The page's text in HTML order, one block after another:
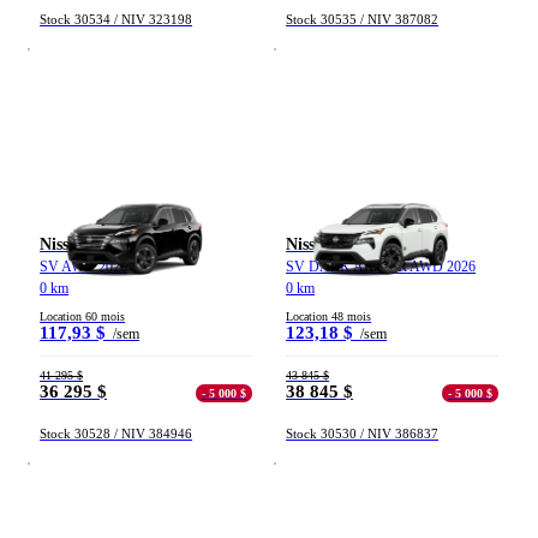
(45) Appliquer
Stock 30534 / NIV 323198 Stock 30535 / NIV 387082
Nissan Rogue
SV AWD 2026
0 km
Location 60 mois
117,93 $ /sem
41 295 $
36 295 $ - 5 000 $
Stock 30528 / NIV 384946
Nissan Rogue
SV DARK ARMOR AWD 2026
0 km
Location 48 mois
123,18 $ /sem
43 845 $
38 845 $ - 5 000 $
Stock 30530 / NIV 386837